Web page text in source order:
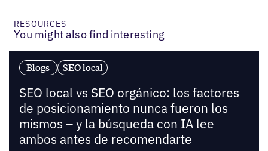
RESOURCES
You might also find interesting
Blogs SEO local
SEO local vs SEO orgánico: los factores
de posicionamiento nunca fueron los
mismos – y la búsqueda con IA lee
ambos antes de recomendarte